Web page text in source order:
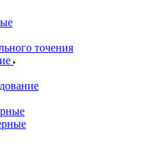
точения